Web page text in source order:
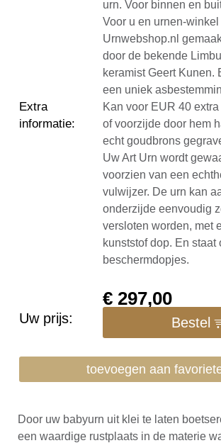
Extra
informatie:
urn. Voor binnen en
Voor u en urnen-winkel
Urnwebshop.nl
door de bekende
keramist Geert Kunen.
een uniek
Kan voor EUR 40
of voorzijde door hem
echt goudbrons
Uw Art Urn wordt
voorzien van een
vulwijzer. De urn kan
onderzijde eenvoudig
versloten worden, met
kunststof dop. En staat
beschermdopjes.
Uw prijs:
€297,00
Bestel
toevoegen aan
Door uw babyurn uit klei te laten
een waardige rustplaats in de materie